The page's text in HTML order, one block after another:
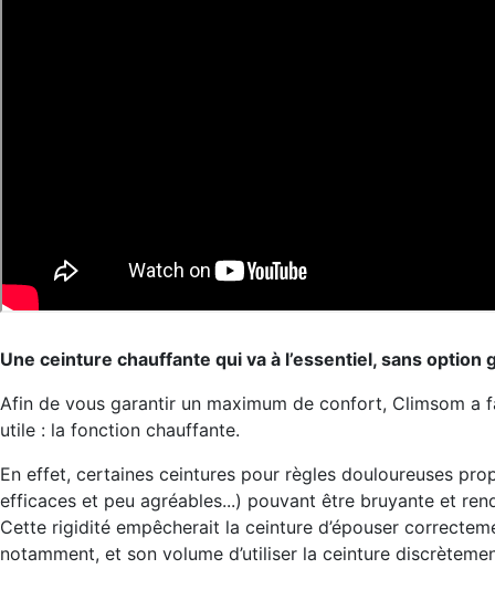
Une ceinture chauffante qui va à l’essentiel, sans option
Afin de vous garantir un maximum de confort, Climsom
utile : la fonction chauffante.
En effet, certaines ceintures pour règles douloureuses
efficaces et peu agréables...) pouvant être bruyante et
Cette rigidité empêcherait la ceinture d’épouser
notamment, et son volume d’utiliser la ceinture